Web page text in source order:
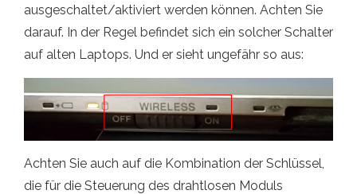
ausgeschaltet/aktiviert werden können. Achten Sie
darauf. In der Regel befindet sich ein solcher Schalter
auf alten Laptops. Und er sieht ungefähr so ​​aus:
Achten Sie auch auf die Kombination der Schlüssel,
die für die Steuerung des drahtlosen Moduls